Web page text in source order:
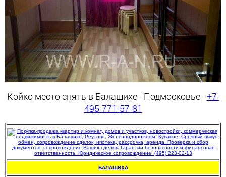
Койко место снять в Балашихе - Подмосковье -+7-
495-771-57-81
БАЛАШИХА